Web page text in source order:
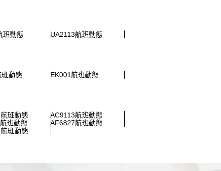
班動態
UA2113航班動態
動態
EK001航班動態
班動態
AC9113航班動態
班動態
AF6827航班動態
班動態